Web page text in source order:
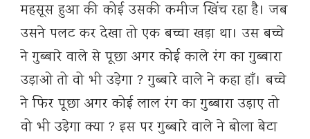
महसूस हुआ की कोई उसकी कमीज खिंच रहा है। जब
उसने पलट कर देखा तो एक बच्चा खड़ा था। उस बच्चे
ने गुब्बारे वाले से पूछा अगर कोई काले रंग का गुब्बारा
उड़ाओ तो वो भी उड़ेगा ? गुब्बारे वाले ने कहा हाँ। बच्चे
ने फिर पूछा अगर कोई लाल रंग का गुब्बारा उड़ाए तो
वो भी उड़ेगा क्या ? इस पर गुब्बारे वाले ने बोला बेटा